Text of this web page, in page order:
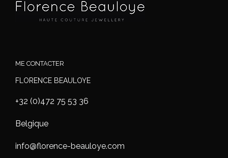
ME CONTACTER
FLORENCE BEAULOYE
+32 (0)472 75 53 36
Belgique
info@florence-beauloye.com